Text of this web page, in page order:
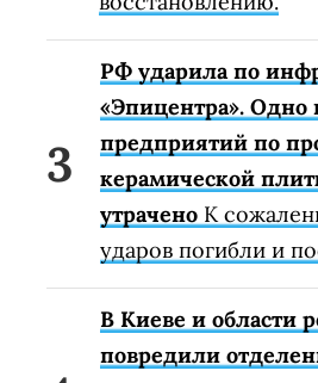
РФ ударила по
«Эпицентра».
предприятий по
керамической
утрачено К
ударов погибли и
В Киеве и области
повредили